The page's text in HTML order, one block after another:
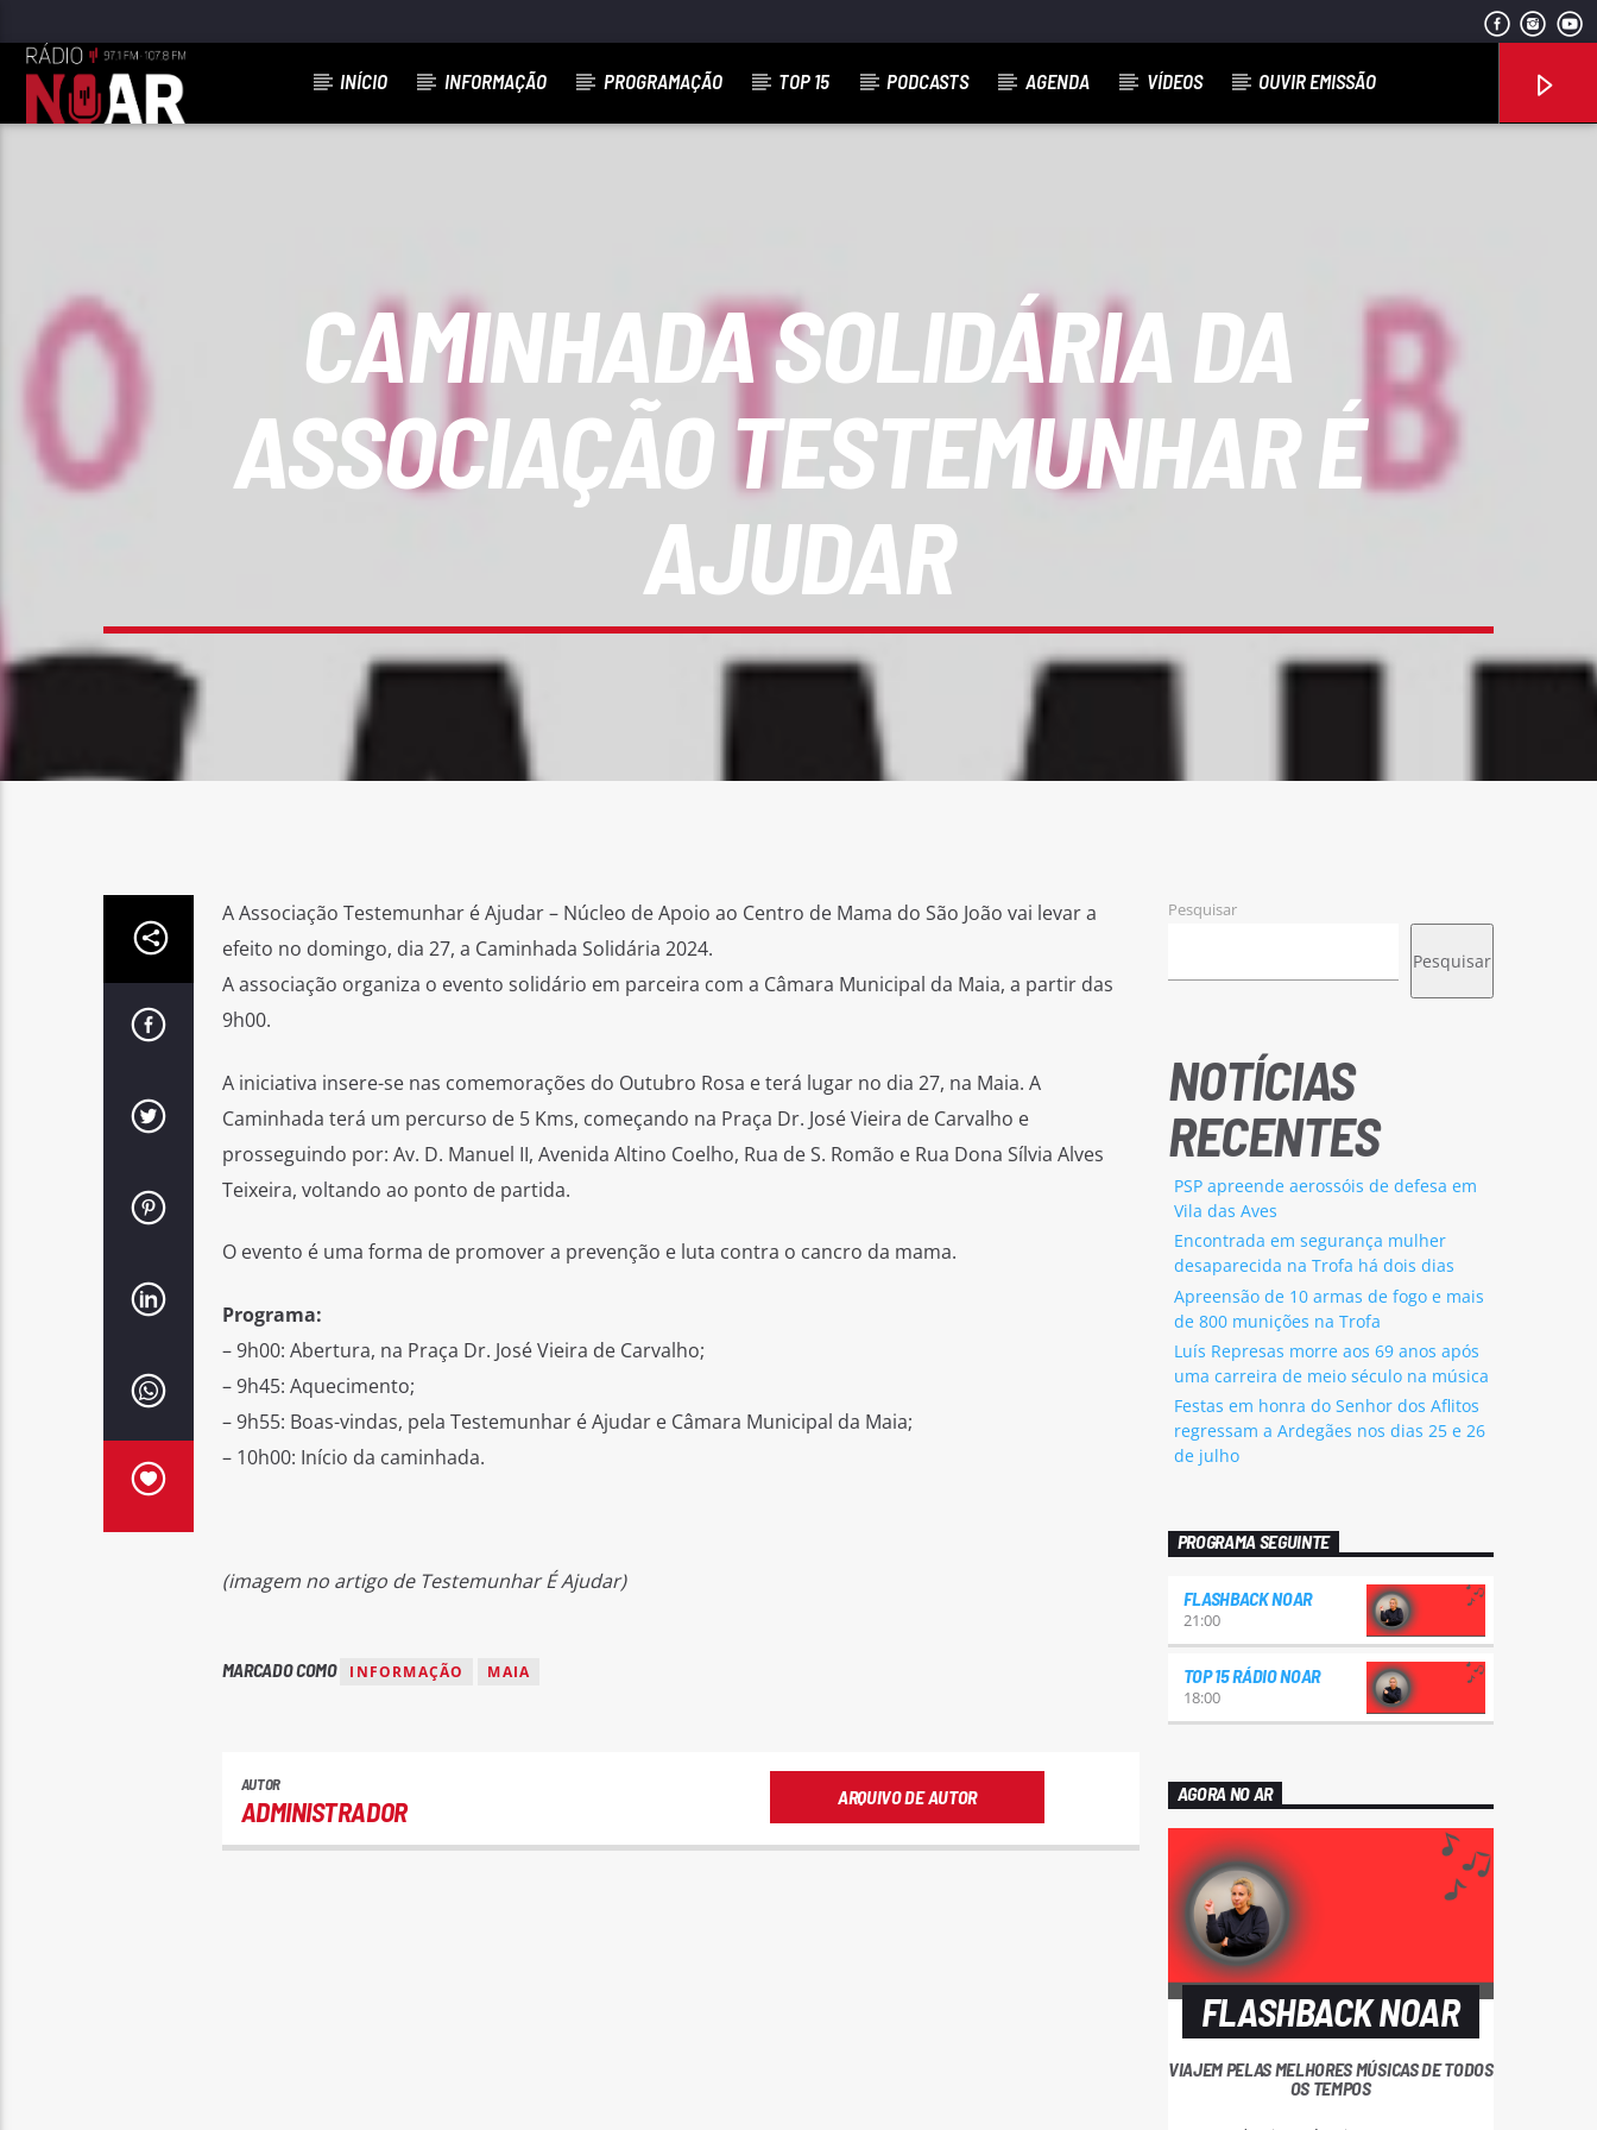
INÍCIO INFORMAÇÃO PROGRAMAÇÃO TOP 15 PODCASTS AGENDA VÍDEOS OUVIR EMISSÃO
CAMINHADA SOLIDÁRIA DA
ASSOCIAÇÃO TESTEMUNHAR É
AJUDAR
A Associação Testemunhar é Ajudar – Núcleo de Apoio ao Centro de Mama do São João vai levar a
efeito no domingo, dia 27, a Caminhada Solidária 2024.
A associação organiza o evento solidário em parceira com a Câmara Municipal da Maia, a partir das
9h00.
A iniciativa insere-se nas comemorações do Outubro Rosa e terá lugar no dia 27, na Maia. A
Caminhada terá um percurso de 5 Kms, começando na Praça Dr. José Vieira de Carvalho e
prosseguindo por: Av. D. Manuel II, Avenida Altino Coelho, Rua de S. Romão e Rua Dona Sílvia Alves
Teixeira, voltando ao ponto de partida.
O evento é uma forma de promover a prevenção e luta contra o cancro da mama.
Programa:
– 9h00: Abertura, na Praça Dr. José Vieira de Carvalho;
– 9h45: Aquecimento;
– 9h55: Boas-vindas, pela Testemunhar é Ajudar e Câmara Municipal da Maia;
– 10h00: Início da caminhada.
(imagem no artigo de Testemunhar É Ajudar)
MARCADO COMO INFORMAÇÃO MAIA
AUTOR
ADMINISTRADOR ARQUIVO DE AUTOR
Pesquisar
Pesquisar
NOTÍCIAS
RECENTES
PSP apreende aerossóis de defesa em
Vila das Aves
Encontrada em segurança mulher
desaparecida na Trofa há dois dias
Apreensão de 10 armas de fogo e mais
de 800 munições na Trofa
Luís Represas morre aos 69 anos após
uma carreira de meio século na música
Festas em honra do Senhor dos Aflitos
regressam a Ardegães nos dias 25 e 26
de julho
PROGRAMA SEGUINTE
FLASHBACK NOAR
21:00
TOP 15 RÁDIO NOAR
18:00
AGORA NO AR
FLASHBACK NOAR
VIAJEM PELAS MELHORES MÚSICAS DE TODOS
OS TEMPOS